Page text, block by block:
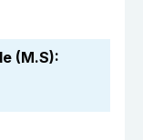
(M.S):